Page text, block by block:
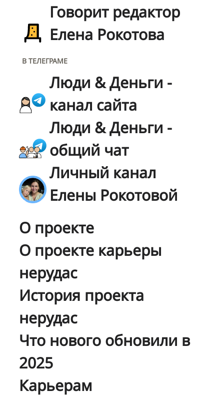
Говорит редактор
Елена Рокотова
В ТЕЛЕГРАМЕ
Люди & Деньги -
канал сайта
Люди & Деньги -
общий чат
Личный канал
Елены Рокотовой
О проекте
О проекте карьеры
нерудас
История проекта
нерудас
Что нового обновили в
2025
Карьерам